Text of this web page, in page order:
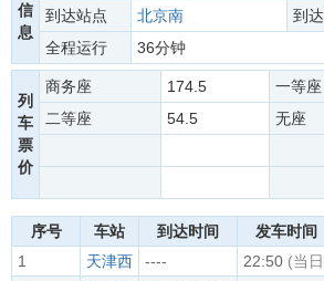
信
息
到达站点
北京南 到
全程运行
36分钟
列
车
票
价
商务座 174.5 一等座
二等座
54.5 无座
序号 车站 到达时间 发车时间
1
天津西 ---- 22:50 (当